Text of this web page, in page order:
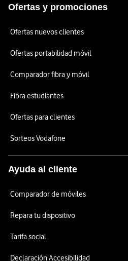
Ofertas y promociones
Ofertas nuevos clientes
Ofertas portabilidad móvil
Comparador fibra y móvil
Fibra estudiantes
Ofertas para clientes
Sorteos Vodafone
Ayuda al cliente
Comparador de móviles
Repara tu dispositivo
Tarifa social
Declaración Accesibilidad